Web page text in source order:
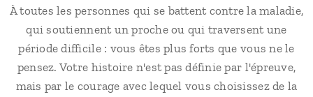
À toutes les personnes qui se battent contre la maladie,
qui soutiennent un proche ou qui traversent une
période difficile : vous êtes plus forts que vous ne le
pensez. Votre histoire n'est pas définie par l'épreuve,
mais par le courage avec lequel vous choisissez de la